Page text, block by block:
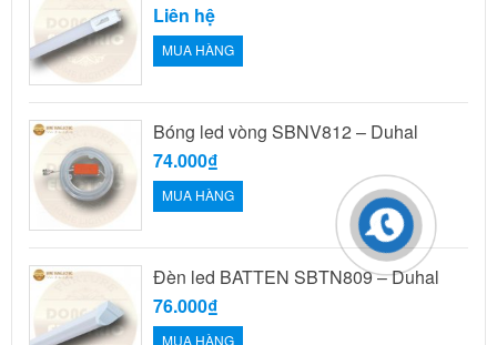
Liên hệ
MUA HÀNG
Bóng led vòng SBNV812 – Duhal
74.000₫
MUA HÀNG
Đèn led BATTEN SBTN809 – Duhal
76.000₫
MUA HÀNG